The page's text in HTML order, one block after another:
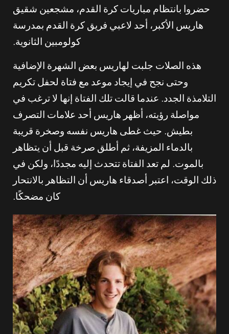
حضروا بانتظام مباريات كرة القدم، مشجعين شقيق
هاريس الأكبر، أحد لاعبي فريق كرة القدم بمدرسة
كولومبين الثانوية.
هذه الصلات جلبت لهاريس بعض الشهرة الإضافية
وحتى نجح في إيجاد موعد مع فتاة لحفل تكريم
التلامذة الجدد. عندما قالت تلك الفتاة إنها لا ترغب في
مواصلة رؤيته، أظهر هاريس أحد علامات التصرف
بطيش. حيث غطى هاريس نفسه وصخرة قريبة
بالدماء المزيفة، ثم أطلق صرخة قبل أن يتظاهر
بالموت. لم تعد الفتاة تتحدث إليه مجددًا، ولكن في
ذلك الوقت، اعتبر أصدقاء هاريس أن التظاهر بالانتحار
كان مضحكًا.